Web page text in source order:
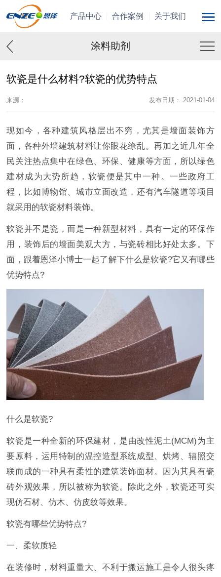
产品中心 合作案例 关于我们
涂料助剂
软瓷是什么材料?软瓷的优势特点
来源： 发布日期： 2021-01-04
现如今，各种建筑风格层出不穷，尤其是墙面装饰方
面，各种外墙建筑材料让你眼花缭乱。再加之近几年全
民关注热点集中在绿色、环保、健康等方面，所以绿色
建材成为大势所趋，软瓷便是其中一种。一些政府工
程，比如博物馆、城市立面改造，还有汽车隧道等项目
就采用的软瓷材料装饰。
软瓷并不是瓷，而是一种新型材料，具有一定的环保作
用，装饰后的墙面美观大方，与瓷砖相比好处太多。下
面，跟着恩泽小博士一起了解下什么是软瓷?它又有哪些
优势特点?
什么是软瓷?
软瓷是一种全新的环保建材，是由改性泥土(MCM)为主
要原料，运用特制的温控造型系统成型、烘烤、辐照交
联而成的一种具有柔性的建筑装饰面材。因为其具有瓷
砖外观效果，所以被称为软瓷。除此之外，软瓷还可实
现仿石材、仿木、仿皮纹等效果。
软瓷有哪些优势特点?
一、柔软质轻
在装修时，材料重量大、不利于搬运施工是令人很头疼